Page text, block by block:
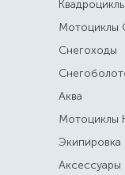
Мотоциклы
Снегоходы
Аква
Мотоциклы
Экипировка
Аксессуары